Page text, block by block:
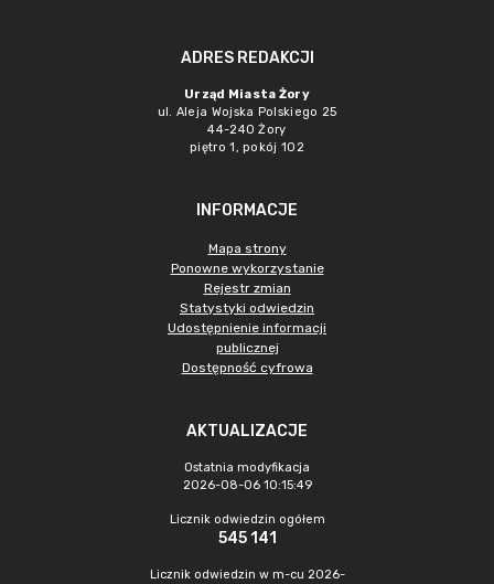
ADRES REDAKCJI
Urząd Miasta Żory
ul. Aleja Wojska Polskiego 25
44-240 Żory
piętro 1, pokój 102
INFORMACJE
Mapa strony
Ponowne wykorzystanie
Rejestr zmian
Statystyki odwiedzin
Udostępnienie informacji
publicznej
Dostępność cyfrowa
AKTUALIZACJE
Ostatnia modyfikacja
2026-08-06 10:15:49
Licznik odwiedzin ogółem
545 141
Licznik odwiedzin w m-cu 2026-